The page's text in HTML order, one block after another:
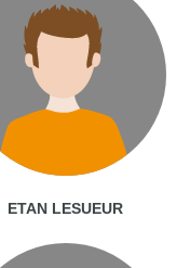
ETAN LESUEUR